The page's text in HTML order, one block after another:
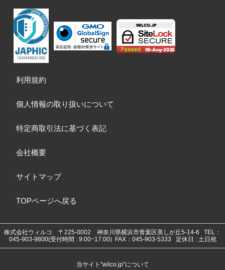
利用規約
個人情報の取り扱いについて
特定商取引法に基づく表記
会社概要
サイトマップ
TOPページへ戻る
株式会社ウィルコ 〒225-0002 神奈川県横浜市青葉区美しが丘5-14-6
TEL：
045-903-9800(受付時間 : 9:00~17:00) FAX：045-903-5333 定休日 : 土日祝
当サイト"wilco.jp"について